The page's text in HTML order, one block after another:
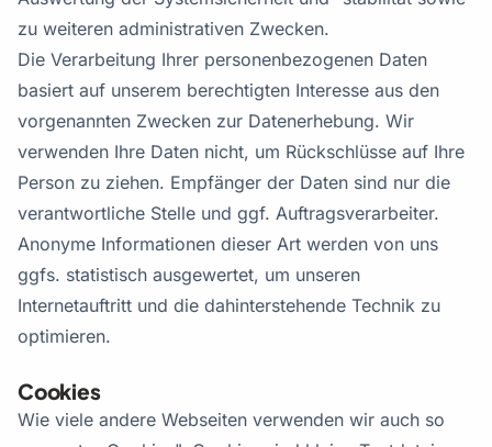
zu weiteren administrativen Zwecken.
Die Verarbeitung Ihrer personenbezogenen Daten
basiert auf unserem berechtigten Interesse aus den
vorgenannten Zwecken zur Datenerhebung. Wir
verwenden Ihre Daten nicht, um Rückschlüsse auf Ihre
Person zu ziehen. Empfänger der Daten sind nur die
verantwortliche Stelle und ggf. Auftragsverarbeiter.
Anonyme Informationen dieser Art werden von uns
ggfs. statistisch ausgewertet, um unseren
Internetauftritt und die dahinterstehende Technik zu
optimieren.
Cookies
Wie viele andere Webseiten verwenden wir auch so